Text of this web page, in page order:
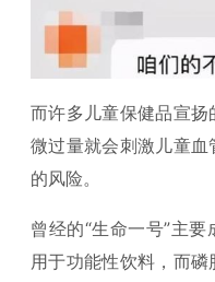
而许多儿童保健品宣
微过量就会刺激儿童
的风险。
曾经的“生命一号”主
用于功能性饮料，而